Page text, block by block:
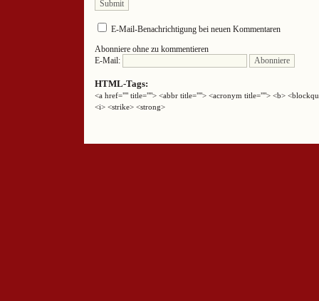
E-Mail-Benachrichtigung bei neuen Kommentaren
Abonniere ohne zu kommentieren
E-Mail:
HTML-Tags:
<a href="" title=""> <abbr title=""> <acronym title=""> <b>
<i> <strike> <strong>